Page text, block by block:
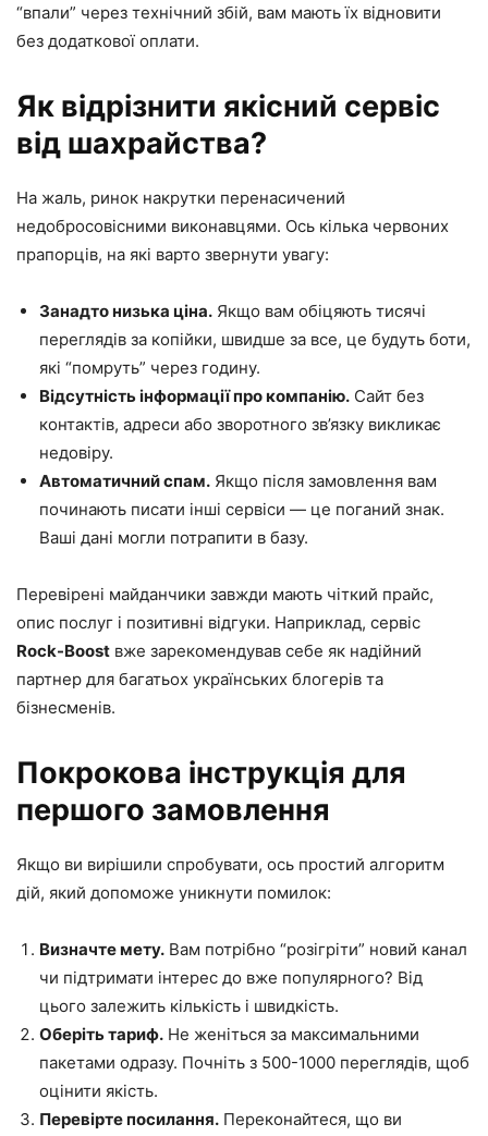
“впали” через технічний збій, вам мають їх відновити
без додаткової оплати.
Як відрізнити якісний сервіс
від шахрайства?
На жаль, ринок накрутки перенасичений
недобросовісними виконавцями. Ось кілька червоних
прапорців, на які варто звернути увагу:
Занадто низька ціна. Якщо вам обіцяють тисячі
переглядів за копійки, швидше за все, це будуть боти,
які “помруть” через годину.
Відсутність інформації про компанію. Сайт без
контактів, адреси або зворотного зв’язку викликає
недовіру.
Автоматичний спам. Якщо після замовлення вам
починають писати інші сервіси — це поганий знак.
Ваші дані могли потрапити в базу.
Перевірені майданчики завжди мають чіткий прайс,
опис послуг і позитивні відгуки. Наприклад, сервіс
Rock-Boost вже зарекомендував себе як надійний
партнер для багатьох українських блогерів та
бізнесменів.
Покрокова інструкція для
першого замовлення
Якщо ви вирішили спробувати, ось простий алгоритм
дій, який допоможе уникнути помилок:
Визначте мету. Вам потрібно “розігріти” новий канал
чи підтримати інтерес до вже популярного? Від
цього залежить кількість і швидкість.
Оберіть тариф. Не женіться за максимальними
пакетами одразу. Почніть з 500-1000 переглядів, щоб
оцінити якість.
Перевірте посилання. Переконайтеся, що ви